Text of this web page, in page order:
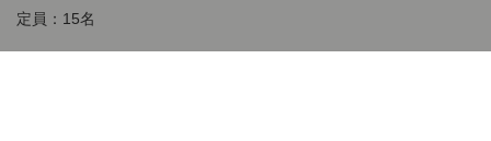
定員：15名